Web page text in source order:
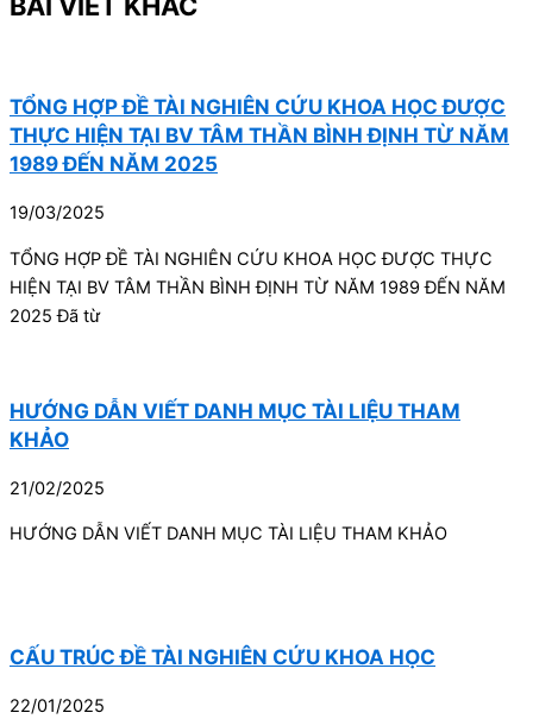
TỔNG HỢP ĐỀ TÀI NGHIÊN CỨU KHOA HỌC ĐƯỢC
THỰC HIỆN TẠI BV TÂM THẦN BÌNH ĐỊNH TỪ NĂM
1989 ĐẾN NĂM 2025
19/03/2025
TỔNG HỢP ĐỀ TÀI NGHIÊN CỨU KHOA HỌC ĐƯỢC THỰC
HIỆN TẠI BV TÂM THẦN BÌNH ĐỊNH TỪ NĂM 1989 ĐẾN NĂM
2025 Đã từ
HƯỚNG DẪN VIẾT DANH MỤC TÀI LIỆU THAM
KHẢO
21/02/2025
HƯỚNG DẪN VIẾT DANH MỤC TÀI LIỆU THAM KHẢO
CẤU TRÚC ĐỀ TÀI NGHIÊN CỨU KHOA HỌC
22/01/2025